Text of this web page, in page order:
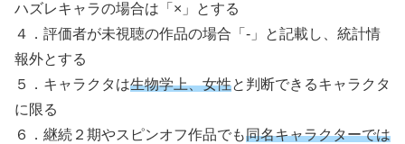
ハズレキャラの場合は「×」とする
４．評価者が未視聴の作品の場合「-」と記載し、統計情
報外とする
５．キャラクタは生物学上、女性と判断できるキャラクタ
に限る
６．継続２期やスピンオフ作品でも同名キャラクターでは